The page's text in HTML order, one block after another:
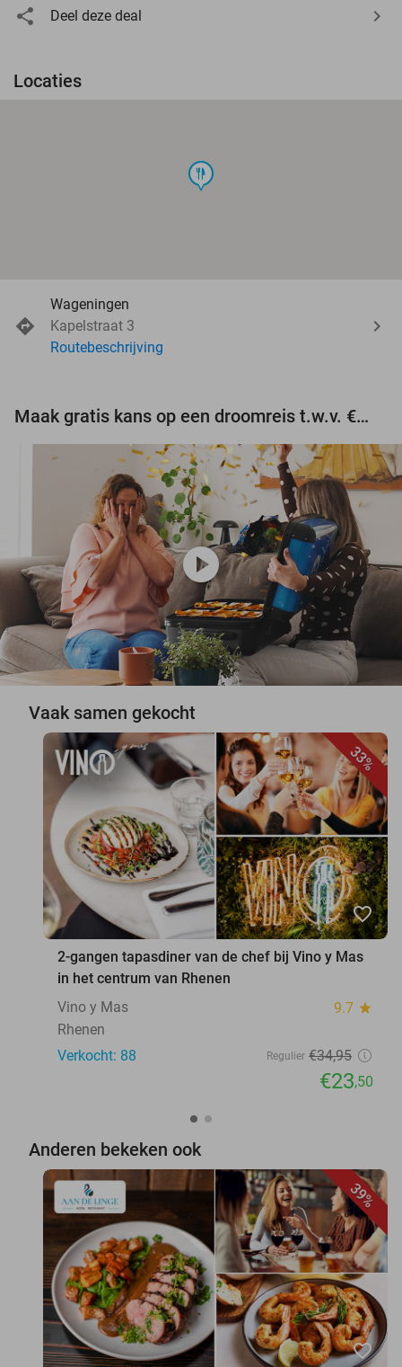
Deel deze deal
Locaties
food
Wageningen
Kapelstraat 3
Routebeschrijving
Maak gratis kans op een droomreis t.w.v. €3.000!
play_circle
Vaak samen gekocht
33%
favorite_border
2-gangen tapasdiner van de chef bij Vino y Mas
in het centrum van Rhenen
Vino y Mas
9.7 star
Rhenen
Verkocht: 88
Regulier €34,95
€23,50
Anderen bekeken ook
39%
favorite_border